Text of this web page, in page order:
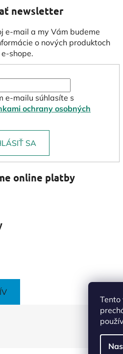
Tento
newsletter
e-mail a my Vám budeme
o nových produktoch
shope.
e-mailu súhlasíte s
ochrany osobných
SA
online platby